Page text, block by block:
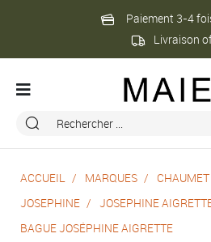
Paiement 3-4
Livraison
ACCUEIL MARQUES CHAUMET
JOSEPHINE
JOSEPHINE
BAGUE JOSÉPHINE AIGRETTE